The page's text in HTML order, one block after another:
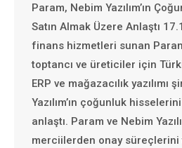
Param, Nebim Yazılım’ın
Satın Almak Üzere Anlaştı
finans hizmetleri sunan
toptancı ve üreticiler için
ERP ve mağazacılık
Yazılım’ın çoğunluk
anlaştı. Param ve Nebim
merciilerden onay süreçlerini